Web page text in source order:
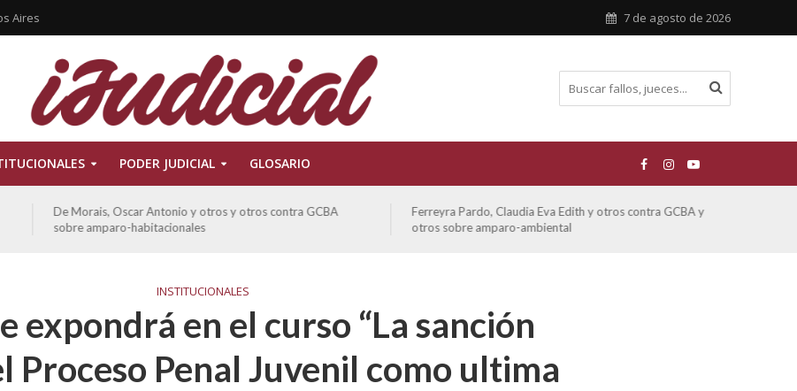
Aires 7 de agosto de 2026
PODER JUDICIAL GLOSARIO
De Morais, Oscar Antonio y otros y otros contra GCBA
sobre amparo-habitacionales
Ferreyra Pardo, Claudia Eva Edith y otros contra GCBA y
otros sobre amparo-ambiental
INSTITUCIONALES
expondrá en el curso “La sanción
Proceso Penal Juvenil como ultima